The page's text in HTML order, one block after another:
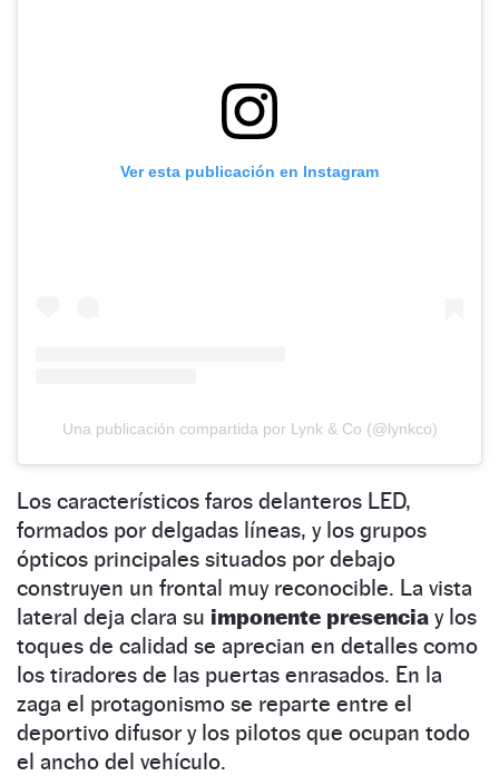
Ver esta publicación en Instagram
Una publicación compartida por Lynk & Co (@lynkco)
Los característicos faros delanteros LED,
formados por delgadas líneas, y los grupos
ópticos principales situados por debajo
construyen un frontal muy reconocible. La vista
lateral deja clara su imponente presencia y los
toques de calidad se aprecian en detalles como
los tiradores de las puertas enrasados. En la
zaga el protagonismo se reparte entre el
deportivo difusor y los pilotos que ocupan todo
el ancho del vehículo.